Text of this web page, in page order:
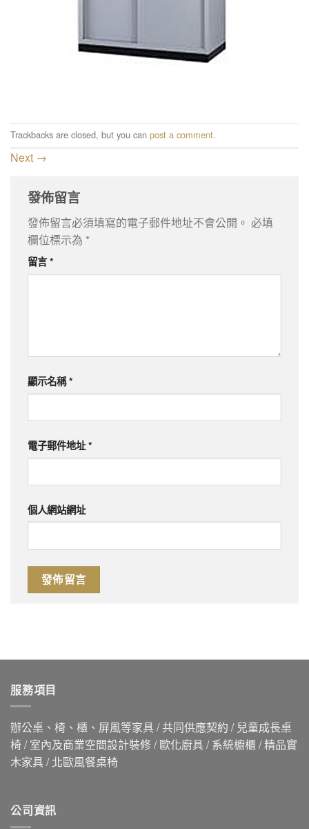
Trackbacks are closed, but you can post a comment.
Next →
發佈留言
發佈留言必須填寫的電子郵件地址不會公開。 必填
欄位標示為 *
留言*
顯示名稱*
電子郵件地址*
個人網站網址
服務項目
辦公桌、椅、櫃、屏風等家具 / 共同供應契約 / 兒童成長桌
椅 / 室內及商業空間設計裝修 / 歐化廚具 / 系統櫥櫃 / 精品實
木家具 / 北歐風餐桌椅
公司資訊